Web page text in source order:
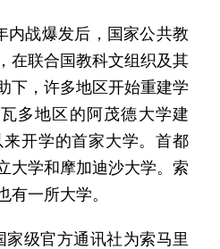
内战爆发后，国家公共教
在联合国教科文组织及其
下，许多地区开始重建学
多地区的阿茂德大学建
开学的首家大学。首都
大学和摩加迪沙大学。索
有一所大学。
家级官方通讯社为索马里